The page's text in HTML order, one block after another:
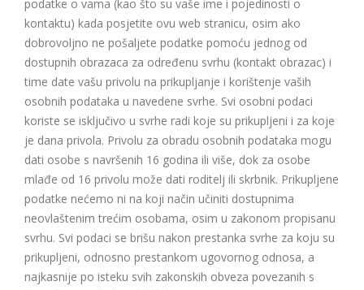
podatke o vama (kao što su vaše ime i pojedinosti o
kontaktu) kada posjetite ovu web stranicu, osim ako
dobrovoljno ne pošaljete podatke pomoću jednog od
dostupnih obrazaca za određenu svrhu (kontakt obrazac) i
time date vašu privolu na prikupljanje i korištenje vaših
osobnih podataka u navedene svrhe. Svi osobni podaci
koriste se isključivo u svrhe radi koje su prikupljeni i za koje
je dana privola. Privolu za obradu osobnih podataka mogu
dati osobe s navršenih 16 godina ili više, dok za osobe
mlađe od 16 privolu može dati roditelj ili skrbnik. Prikupljene
podatke nećemo ni na koji način učiniti dostupnima
neovlaštenim trećim osobama, osim u zakonom propisanu
svrhu. Svi podaci se brišu nakon prestanka svrhe za koju su
prikupljeni, odnosno prestankom ugovornog odnosa, a
najkasnije po isteku svih zakonskih obveza povezanih s